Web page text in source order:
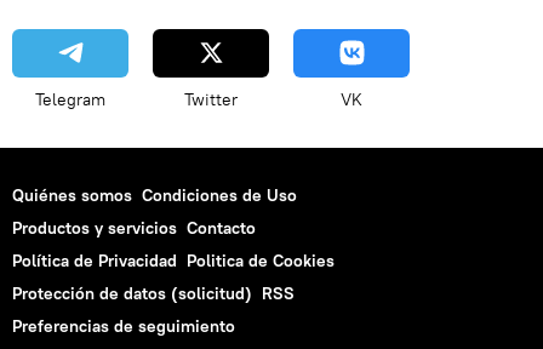
Telegram Twitter VK
Quiénes somos Condiciones de Uso
Productos y servicios Contacto
Política de Privacidad Politica de Cookies
Protección de datos (solicitud) RSS
Preferencias de seguimiento